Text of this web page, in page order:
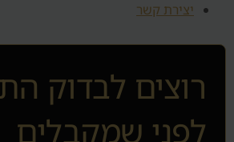
יצירת קשר
רוצים לבדוק
לפני שמקבלים